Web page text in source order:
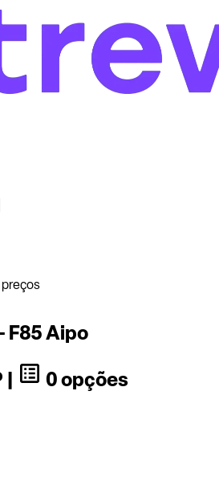
F85 Aipo
|
0 opções